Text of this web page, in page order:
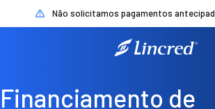
Não solicitamos pagamentos
Financiamento de